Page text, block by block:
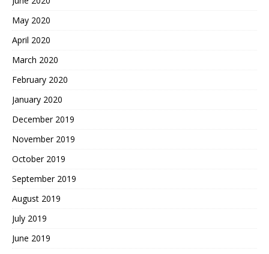
May 2020
April 2020
March 2020
February 2020
January 2020
December 2019
November 2019
October 2019
September 2019
August 2019
July 2019
June 2019